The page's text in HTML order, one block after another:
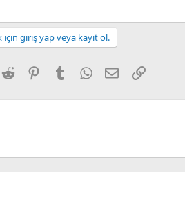
için giriş yap veya kayıt ol.
Reddit PinterestTumblrWhatsApp
E-postaLink